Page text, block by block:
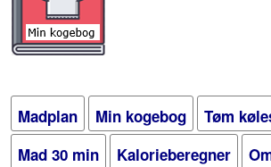
Madplan Min kogebog Tøm
Mad 30 min
Kalorieberegner